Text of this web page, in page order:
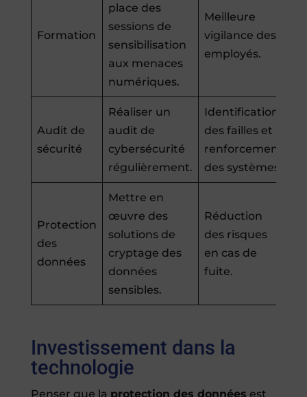
Formation
place des
sessions de
sensibilisation
aux menaces
numériques.
Meilleure
vigilance des
employés.
Audit de
sécurité
Réaliser un
audit de
cybersécurité
régulièrement.
Identification
des failles et
renforcement
des systèmes.
Protection
des
données
Mettre en
œuvre des
solutions de
cryptage des
données
sensibles.
Réduction
des risques
en cas de
fuite.
Investissement dans la
technologie
Penser que la protection des données est